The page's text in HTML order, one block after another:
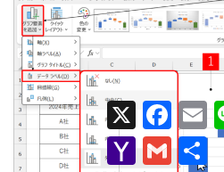
X
F
c
b
E
m
a
l
Y
a
G
m
共